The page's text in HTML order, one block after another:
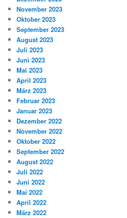
November 2023
Oktober 2023
September 2023
August 2023
Juli 2023
Juni 2023
Mai 2023
April 2023
März 2023
Februar 2023
Januar 2023
Dezember 2022
November 2022
Oktober 2022
September 2022
August 2022
Juli 2022
Juni 2022
Mai 2022
April 2022
März 2022